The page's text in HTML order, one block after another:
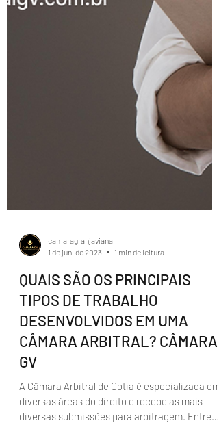
camaragranjaviana
1 de jun. de 2023
1 min de leitura
QUAIS SÃO OS PRINCIPAIS
TIPOS DE TRABALHO
CÂMARA ARBITRAL? CÂMARA
GV